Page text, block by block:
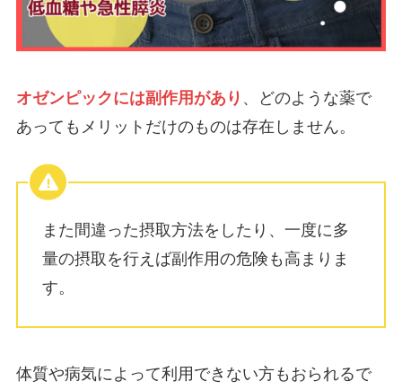
オゼンピックには副作用があり 、どのような薬で
あってもメリットだけのものは存在しません。
また間違った摂取方法をしたり、一度に多
量の摂取を行えば副作用の危険も高まりま
す。
体質や病気によって利用できない方もおられるで